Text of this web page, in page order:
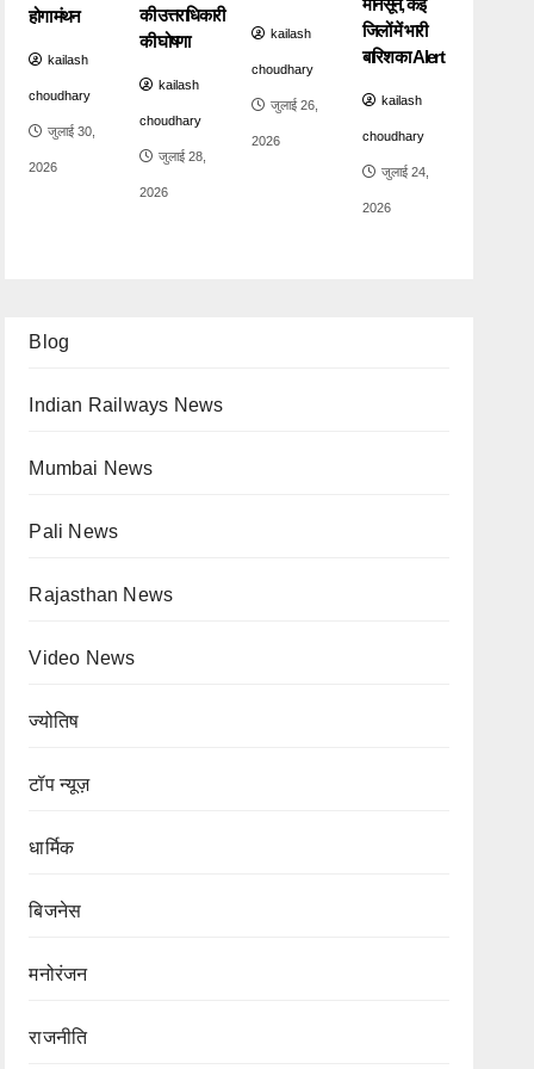
होगा मंथन
kailash
choudhary
जुलाई 30,
2026
की उत्तराधिकारी
की घोषणा
kailash
choudhary
जुलाई 28,
2026
kailash
choudhary
जुलाई 26,
2026
जिलों में भारी
बारिश का Alert
kailash
choudhary
जुलाई 24,
2026
Blog
Indian Railways News
Mumbai News
Pali News
Rajasthan News
Video News
ज्योतिष
टॉप न्यूज़
धार्मिक
बिजनेस
मनोरंजन
राजनीति